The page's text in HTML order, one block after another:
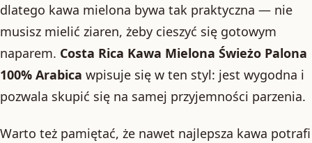
dlatego kawa mielona bywa tak praktyczna — nie
musisz mielić ziaren, żeby cieszyć się gotowym
naparem. Costa Rica Kawa Mielona Świeżo Palona
100% Arabica wpisuje się w ten styl: jest wygodna i
pozwala skupić się na samej przyjemności parzenia.
Warto też pamiętać, że nawet najlepsza kawa potrafi